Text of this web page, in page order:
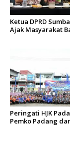
Ketua DPRD
Ajak Masyarakat
Peringati HJK
Pemko Padang